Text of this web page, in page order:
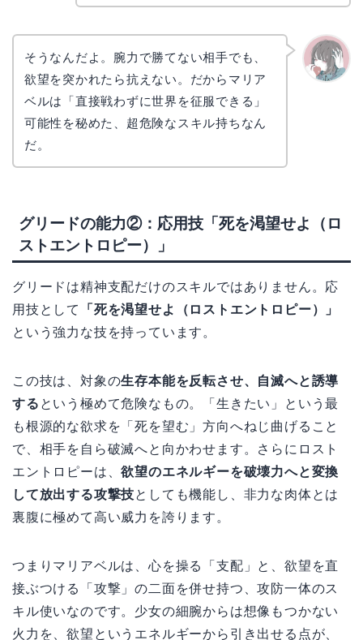
そうなんだよ。腕力で勝てない相手でも、
欲望を突かれたら抗えない。だからマリア
ベルは「直接戦わずに世界を征服できる」
可能性を秘めた、超危険なスキル持ちなん
だ。
グリードの能力②：応用技「死を渇望せよ（ロ
ストエントロピー）」
グリードは精神支配だけのスキルではありません。応
用技として
「死を渇望せよ（ロストエントロピー）」
という強力な技を持っています。
この技は、対象の生存本能を反転させ、自滅へと誘導
する という極めて危険なもの。「生きたい」という最
も根源的な欲求を「死を望む」方向へねじ曲げること
で、相手を自ら破滅へと向かわせます。さらにロスト
エントロピーは、欲望のエネルギーを破壊力へと変換
して放出する攻撃技としても機能し、非力な肉体とは
裏腹に極めて高い威力を誇ります。
つまりマリアベルは、心を操る「支配」と、欲望を直
接ぶつける「攻撃」の二面を併せ持つ、攻防一体のス
キル使いなのです。少女の細腕からは想像もつかない
火力を、欲望というエネルギーから引き出せる点が、